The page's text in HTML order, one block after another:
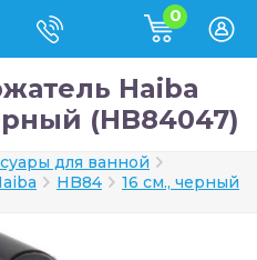
0
Haiba
(HB84047)
для ванной
HB84
16 см., черный